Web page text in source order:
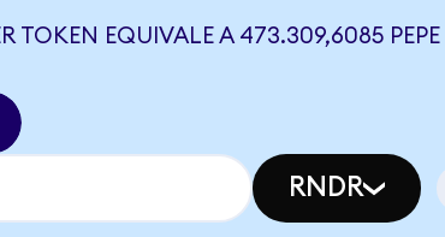
TOKEN EQUIVALE A 473.309,6085 PEPE
RNDR